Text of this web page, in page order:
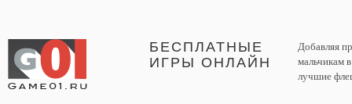
БЕСПЛАТНЫЕ
ИГРЫ ОНЛАЙН
Добавляя
мальчикам
лучшие